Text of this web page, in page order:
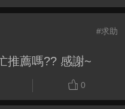
#求助
推薦嗎?? 感謝~
0